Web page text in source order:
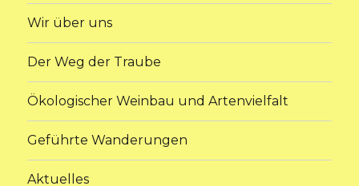
Wir über uns
Der Weg der Traube
Ökologischer Weinbau und Artenvielfalt
Geführte Wanderungen
Aktuelles